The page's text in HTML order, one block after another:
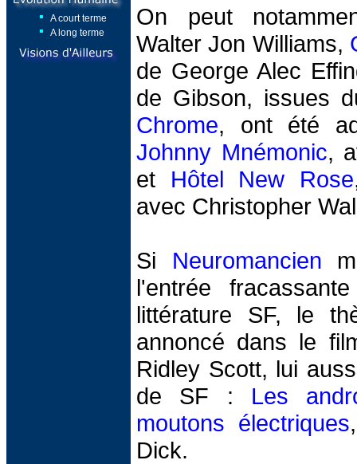
A court terme
A long terme
On peut
Walter Jon Williams,
de George Alec
de Gibson, issues
Chrome, ont été
Johnny Mnémonic,
et Hôtel New Rose
avec Christopher
Si Neuromancien
l'entrée
littérature SF, le
annoncé dans le
Ridley Scott, lui
de SF : Les
moutons électriques
Dick.